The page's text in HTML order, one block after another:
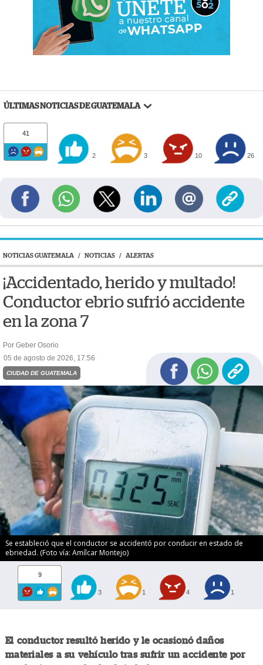
ÚLTIMAS NOTICIAS DE GUATEMALA
41
2 3 10 26
NOTICIAS GUATEMALA / NOTICIAS / ALERTAS
¡Accidentado, herido y multado!
Conductor ebrio sufrió accidente
en la zona 7
Por Geber Osorio
05 de agosto de 2026, 17:56
CIUDAD DE GUATEMALA
Se estableció que el conductor se accidentó por conducir en estado de
ebriedad. (Foto vía: Amílcar Montejo)
9
3 1 4 1
El conductor resultó herido y le ocasionó daños
materiales a su vehículo tras sufrir un accidente por